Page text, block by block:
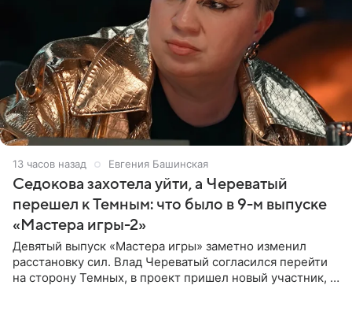
13 часов назад Евгения Башинская
Седокова захотела уйти, а Череватый
перешел к Темным: что было в 9-м выпуске
«Мастера игры-2»
Девятый выпуск «Мастера игры» заметно изменил
расстановку сил. Влад Череватый согласился перейти
на сторону Темных, в проект пришел новый участник, а